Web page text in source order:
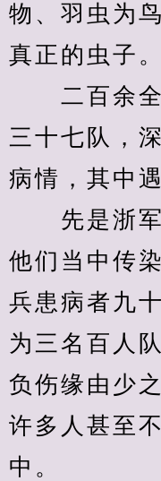
物、羽虫为
真正的虫子。
二百余全
三十七队，
病情，其中
先是浙军
他们当中传
兵患病者九
为三名百人
负伤缘由少
许多人甚至
中。